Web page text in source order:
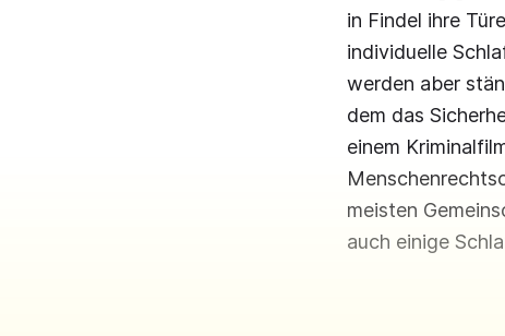
in Findel ihre
individuelle
werden aber
dem das
einem
meisten
auch einige